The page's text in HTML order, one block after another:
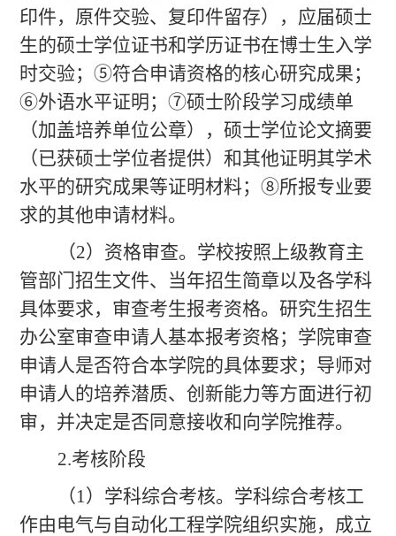
印件，原件交验、复印件留存），应届硕士
生的硕士学位证书和学历证书在博士生入学
时交验；⑤符合申请资格的核心研究成果；
⑥外语水平证明；⑦硕士阶段学习成绩单
（加盖培养单位公章），硕士学位论文摘要
（已获硕士学位者提供）和其他证明其学术
水平的研究成果等证明材料；⑧所报专业要
求的其他申请材料。
（2）资格审查。学校按照上级教育主
管部门招生文件、当年招生简章以及各学科
具体要求，审查考生报考资格。研究生招生
办公室审查申请人基本报考资格；学院审查
申请人是否符合本学院的具体要求；导师对
申请人的培养潜质、创新能力等方面进行初
审，并决定是否同意接收和向学院推荐。
2.考核阶段
（1）学科综合考核。学科综合考核工
作由电气与自动化工程学院组织实施，成立